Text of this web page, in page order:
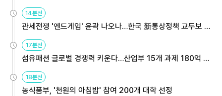
14분전
관세전쟁 '엔드게임' 윤곽 나오나…한국 新통상정책 교두보 활
용해야
17분전
섬유패션 글로벌 경쟁력 키운다…산업부 15개 과제 180억 지
원
18분전
농식품부, '천원의 아침밥' 참여 200개 대학 선정